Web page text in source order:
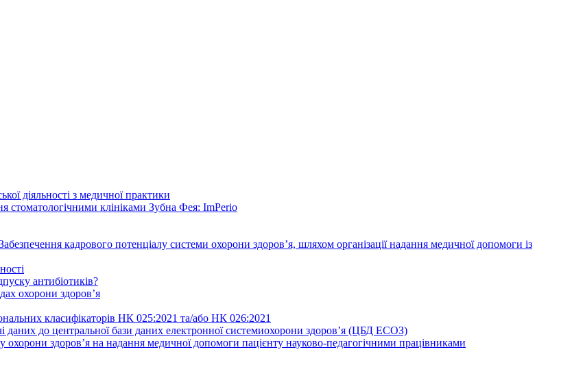
діяльності з медичної практики
стоматологічними клініками Зубна Фея: ImPerio
кадрового потенціалу системи охорони здоров’я, шляхом організації надання медичної допомоги із
антибіотиків?
охорони здоров’я
класифікаторів НК 025:2021 та/або НК 026:2021
даних до центральної бази даних електронної системиохорони здоров’я (ЦБД ЕСОЗ)
здоров’я на надання медичної допомоги пацієнту науково-педагогічними працівниками